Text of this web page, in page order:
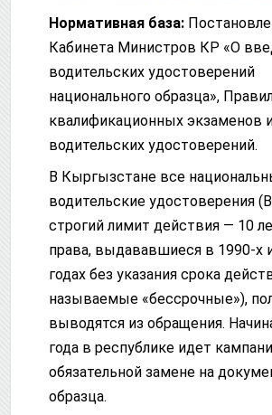
Нормативная база:
Кабинета Министров КР «О
водительских удостоверений
национального образца»,
квалификационных экзаменов
водительских удостоверений.
В Кыргызстане все
водительские удостоверения
строгий лимит действия — 10
права, выдававшиеся в 1990-х
годах без указания срока
называемые «бессрочные»),
выводятся из обращения.
года в республике идет
обязательной замене на
образца.